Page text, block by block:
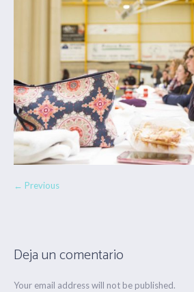
← Previous
Deja un comentario
Your email address will not be published.